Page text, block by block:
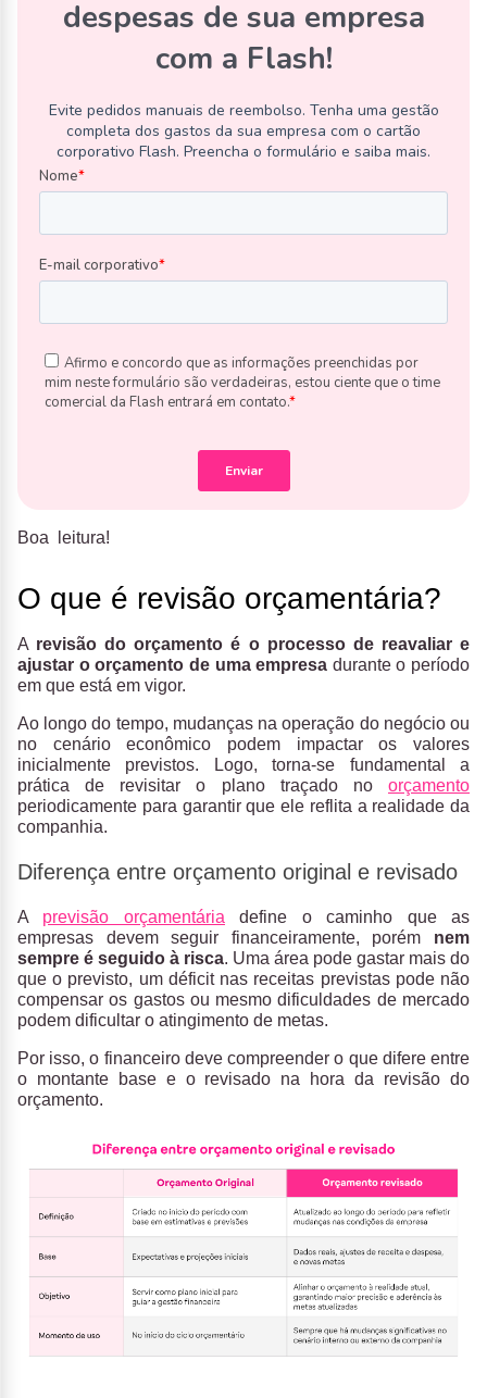
Boa leitura!
O que é revisão orçamentária?
A revisão do orçamento é o processo de reavaliar e
ajustar o orçamento de uma empresa durante o período
em que está em vigor.
Ao longo do tempo, mudanças na operação do negócio ou
no cenário econômico podem impactar os valores
inicialmente previstos. Logo, torna-se fundamental a
prática de revisitar o plano traçado no orçamento
periodicamente para garantir que ele reflita a realidade da
companhia.
Diferença entre orçamento original e revisado
A previsão orçamentária define o caminho que as
empresas devem seguir financeiramente, porém nem
sempre é seguido à risca. Uma área pode gastar mais do
que o previsto, um déficit nas receitas previstas pode não
compensar os gastos ou mesmo dificuldades de mercado
podem dificultar o atingimento de metas.
Por isso, o financeiro deve compreender o que difere entre
o montante base e o revisado na hora da revisão do
orçamento.